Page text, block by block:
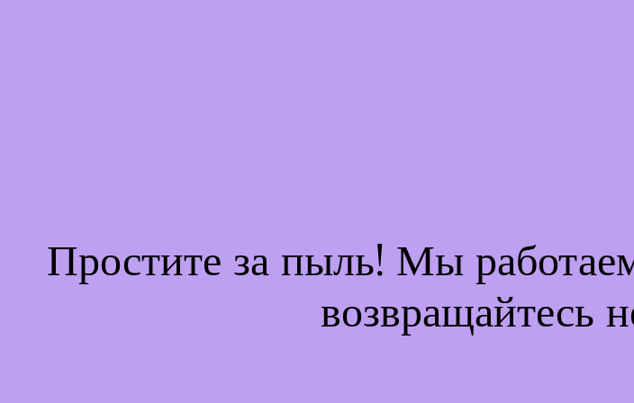
Простите за пыль! Мы
возвращайтесь